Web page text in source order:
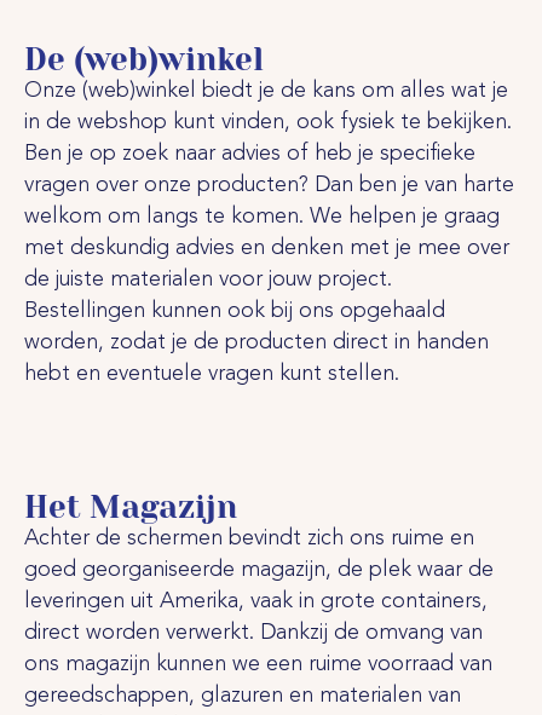
De (web)winkel
Onze (web)winkel biedt je de kans om alles wat je
in de webshop kunt vinden, ook fysiek te bekijken.
Ben je op zoek naar advies of heb je specifieke
vragen over onze producten? Dan ben je van harte
welkom om langs te komen. We helpen je graag
met deskundig advies en denken met je mee over
de juiste materialen voor jouw project.
Bestellingen kunnen ook bij ons opgehaald
worden, zodat je de producten direct in handen
hebt en eventuele vragen kunt stellen.
Het Magazijn
Achter de schermen bevindt zich ons ruime en
goed georganiseerde magazijn, de plek waar de
leveringen uit Amerika, vaak in grote containers,
direct worden verwerkt. Dankzij de omvang van
ons magazijn kunnen we een ruime voorraad van
gereedschappen, glazuren en materialen van